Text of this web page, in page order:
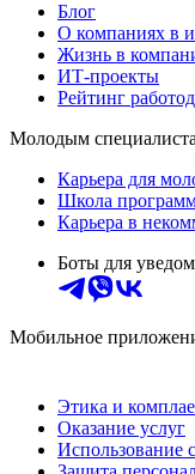
Блог
О компаниях в
Жизнь в
ИТ-проекты
Рейтинг
Молодым
Карьера для
Школа
Карьера в
Боты для
Мобильное
Этика и
Оказание услуг
Использование